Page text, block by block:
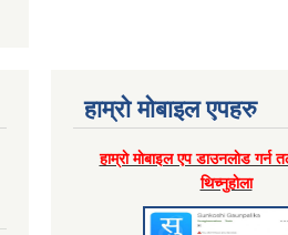
हाम्राे माेबाइल एपहरु
हाम्राे माेबाइल एप डाउनलाेड गर्न
थिच्नुहाेला